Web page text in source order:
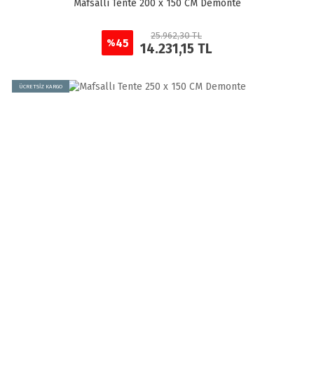
Mafsallı Tente 200 x 150 CM Demonte
%45
25.962,30 TL
14.231,15 TL
ÜCRETSİZ KARGO